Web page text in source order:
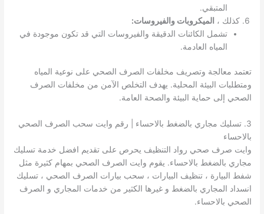
المتبقي.
كذلك ، الميكروبات والفيروسات:
تشمل الكائنات الدقيقة والفيروسات التي قد تكون موجودة في
المياه العادمة.
تعتمد معالجة وتصريف مخلفات الصرف الصحي على نوعية المياه
ومتطلبات البيئة المحلية. يهدف التخلص الآمن من مخلفات الصرف
الصحي إلى حماية البيئة والصحة العامة.
3. تسليك مجاري بالضغط بالاحساء | رقم وايت سحب الصرف الصحي
بالاحساء
وايت صرف صحي رواد التنظيف يحرص على تقديم افضل خدمة تسليك
مجاري بالضغط بالاحساء. يقوم وايت الصرف الصحي بمهام كثيرة مثل
شفط البيارة ، تنظيف البيارات ، سحب بيارات الصرف الصحي ، تسليك
انسداد المجاري بالضغط و غيرها الكثير من خدمات المجاري و الصرف
الصحي بالاحساء.